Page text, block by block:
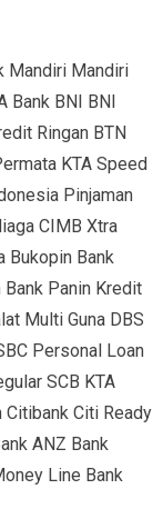
Mandiri Mandiri
Bank BNI BNI
Ringan BTN
KTA Speed
Pinjaman
CIMB Xtra
Bukopin Bank
Bank Panin Kredit
Multi Guna DBS
Personal Loan
SCB KTA
Citibank Citi Ready
ANZ Bank
Line Bank